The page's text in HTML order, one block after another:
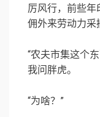
厉风行，前些年
佣外来劳动力采
“农夫市集这个
我问胖虎。
“为啥？”